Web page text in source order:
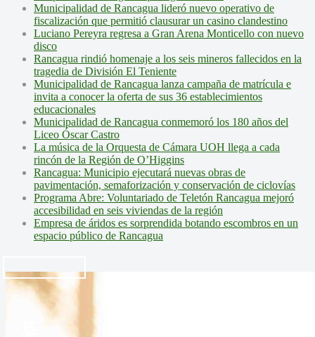
Municipalidad de Rancagua lideró nuevo operativo de
fiscalización que permitió clausurar un casino clandestino
Luciano Pereyra regresa a Gran Arena Monticello con nuevo
disco
Rancagua rindió homenaje a los seis mineros fallecidos en la
tragedia de División El Teniente
Municipalidad de Rancagua lanza campaña de matrícula e
invita a conocer la oferta de sus 36 establecimientos
educacionales
Municipalidad de Rancagua conmemoró los 180 años del
Liceo Óscar Castro
La música de la Orquesta de Cámara UOH llega a cada
rincón de la Región de O’Higgins
Rancagua: Municipio ejecutará nuevas obras de
pavimentación, semaforización y conservación de ciclovías
Programa Abre: Voluntariado de Teletón Rancagua mejoró
accesibilidad en seis viviendas de la región
Empresa de áridos es sorprendida botando escombros en un
espacio público de Rancagua